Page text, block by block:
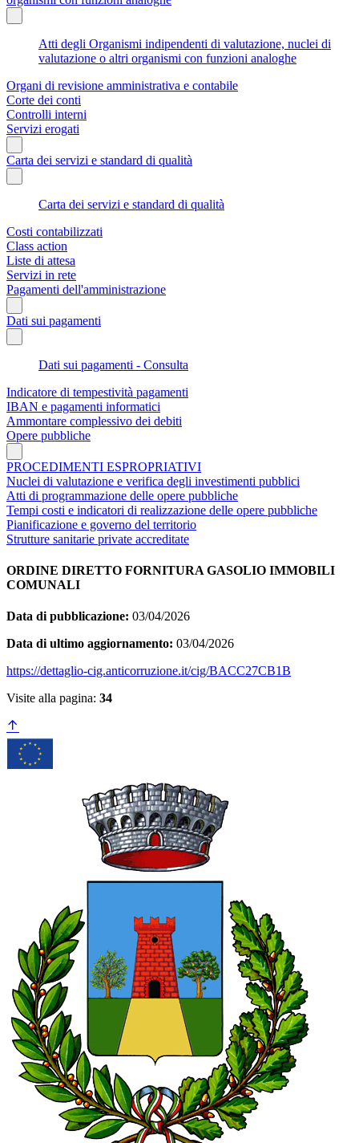
Atti degli Organismi indipendenti di valutazione, nuclei di
valutazione o altri organismi con funzioni analoghe
Organi di revisione amministrativa e contabile
Corte dei conti
Controlli interni
Servizi erogati
Carta dei servizi e standard di qualità
Carta dei servizi e standard di qualità
Costi contabilizzati
Class action
Liste di attesa
Servizi in rete
Pagamenti dell'amministrazione
Dati sui pagamenti
Dati sui pagamenti - Consulta
Indicatore di tempestività pagamenti
IBAN e pagamenti informatici
Ammontare complessivo dei debiti
Opere pubbliche
PROCEDIMENTI ESPROPRIATIVI
Nuclei di valutazione e verifica degli investimenti pubblici
Atti di programmazione delle opere pubbliche
Tempi costi e indicatori di realizzazione delle opere pubbliche
Pianificazione e governo del territorio
Strutture sanitarie private accreditate
ORDINE DIRETTO FORNITURA GASOLIO IMMOBILI
COMUNALI
Data di pubblicazione: 03/04/2026
Data di ultimo aggiornamento: 03/04/2026
https://dettaglio-cig.anticorruzione.it/cig/BACC27CB1B
Visite alla pagina: 34